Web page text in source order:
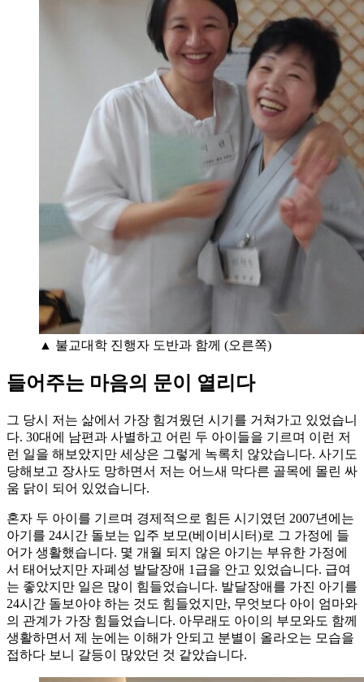
▲ 불교대학 진행자 도반과 함께 (오른쪽)
들어주는 마음의 문이 열리다
그 당시 저는 삶에서 가장 힘겨웠던 시기를 거쳐가고 있었습니
다. 30대에 남편과 사별하고 어린 두 아이들을 기르며 이런 저
런 일을 해보았지만 세상은 그렇게 녹록치 않았습니다. 사기도
당해보고 장사도 망하면서 저는 어느새 막다른 골목에 몰린 싸
움 닭이 되어 있었습니다.
혼자 두 아이를 기르며 경제적으로 힘든 시기였던 2007년에는
아기를 24시간 돌보는 입주 보모(베이비시터)로 그 가정에 들
어가 생활했습니다. 몇 개월 되지 않은 아기는 부유한 가정에
서 태어났지만 자폐성 발달장애 1급을 안고 있었습니다. 급여
는 좋았지만 일은 많이 힘들었습니다. 발달장애를 가진 아기를
24시간 돌보아야 하는 것도 힘들었지만, 무엇보다 아이 엄마와
의 관계가 가장 힘들었습니다. 아무래도 아이의 부모와도 함께
생활하면서 제 눈에는 이해가 안되고 분별이 올라오는 모습을
접하다 보니 갈등이 많았던 것 같았습니다.